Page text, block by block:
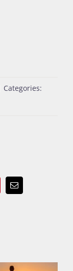
Categories:
Email